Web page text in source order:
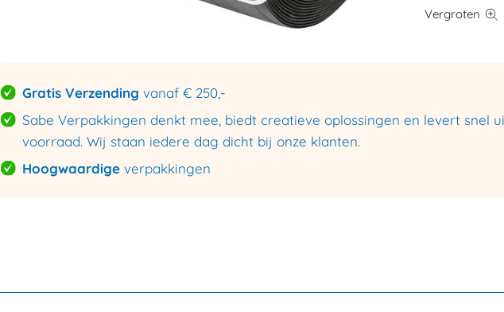
Gratis Verzending vanaf € 250,-
Sabe Verpakkingen denkt mee, biedt creatieve oplossingen en levert snel
voorraad. Wij staan iedere dag dicht bij onze klanten.
Hoogwaardige verpakkingen